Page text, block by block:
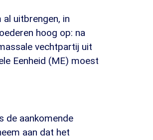
uitbrengen, in
hoog op: na
vechtpartij uit
Eenheid (ME) moest
de aankomende
aan dat het